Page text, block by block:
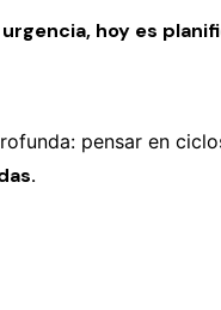
hoy es
pensar en